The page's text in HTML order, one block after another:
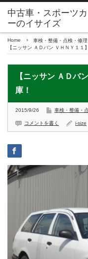
Home
車検・整備・点検・修理
【ニッサン ＡＤバン ＶＨＮＹ１１
【ニッサン ＡＤバ
庫！
2015/9/26 車検・整備・
コメントを書く i-size